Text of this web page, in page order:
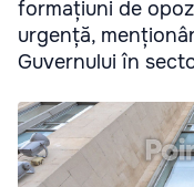
formațiuni de
urgență,
Guvernului în